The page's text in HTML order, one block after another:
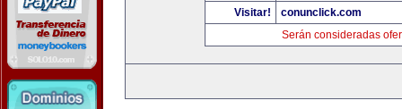
Visitar!
conunclick.com
Serán consideradas